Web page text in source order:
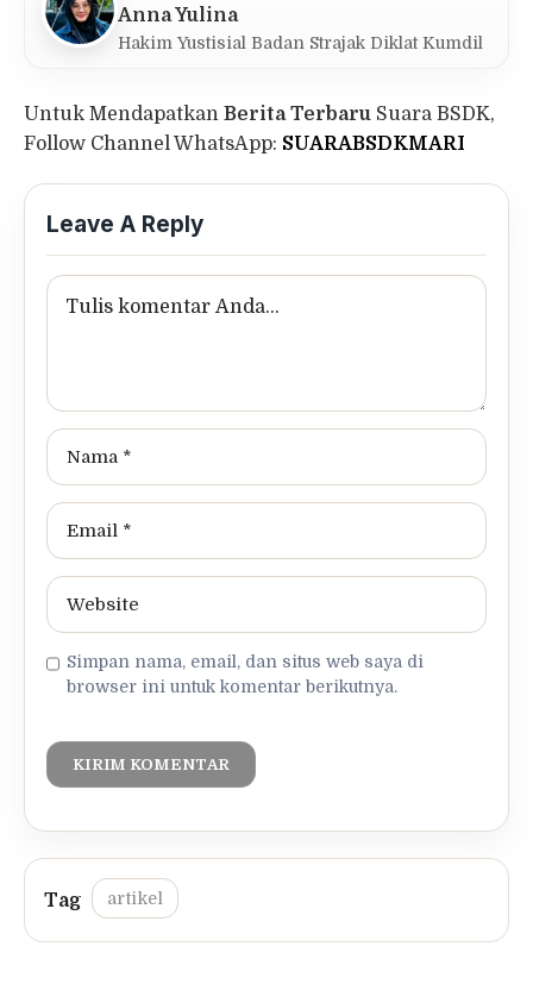
Anna Yulina
Hakim Yustisial Badan Strajak Diklat Kumdil
Untuk Mendapatkan Berita Terbaru Suara BSDK,
Follow Channel WhatsApp: SUARABSDKMARI
Leave A Reply
Simpan nama, email, dan situs web saya di
browser ini untuk komentar berikutnya.
artikel